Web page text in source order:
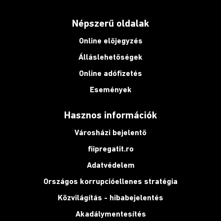
Népszerű oldalak
Online előjegyzés
Álláslehetőségek
Online adófizetés
Események
Hasznos információk
Városházi bejelentő
fiipregatit.ro
Adatvédelem
Országos korrupcióellenes stratégia
Közvilágítás - hibabejelentés
Akadálymentesítés